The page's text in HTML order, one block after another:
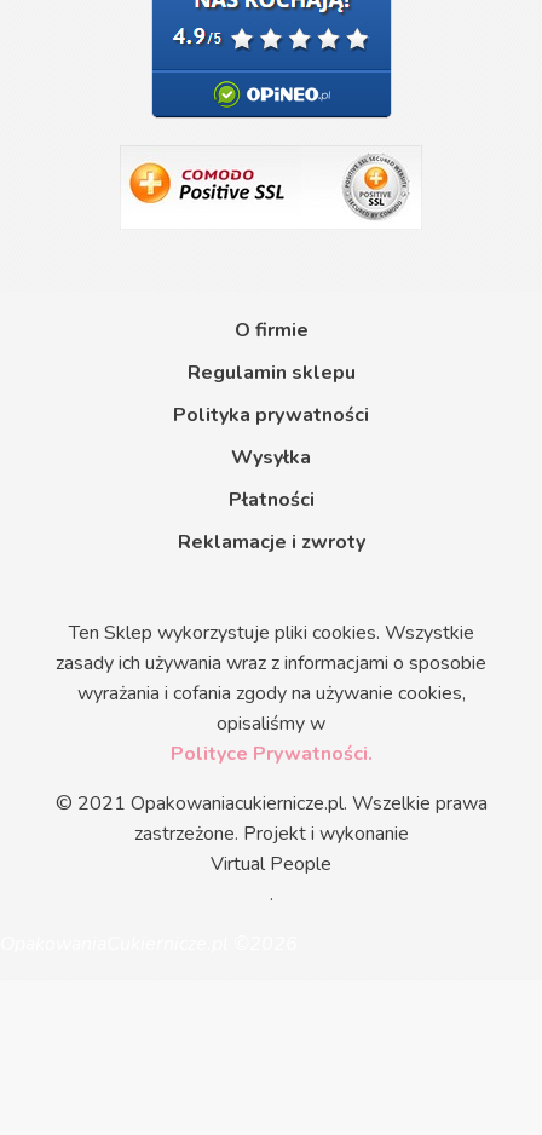
O firmie
Regulamin sklepu
Polityka prywatności
Wysyłka
Płatności
Reklamacje i zwroty
Ten Sklep wykorzystuje pliki cookies. Wszystkie
zasady ich używania wraz z informacjami o sposobie
wyrażania i cofania zgody na używanie cookies,
opisaliśmy w
Polityce Prywatności.
© 2021 Opakowaniacukiernicze.pl. Wszelkie prawa
zastrzeżone. Projekt i wykonanie
Virtual People
.